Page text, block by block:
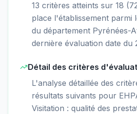
13 critères atteints sur 18
place l'établissement parmi
du département Pyrénées-
dernière évaluation date du
Détail des critères
L'analyse détaillée des
résultats suivants pour
Visitation : qualité des